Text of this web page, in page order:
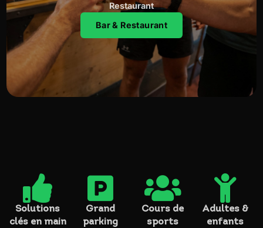
Restaurant
Bar & Restaurant

Solutions
clés en main

Grand
parking

Cours de
sports

Adultes &
enfants